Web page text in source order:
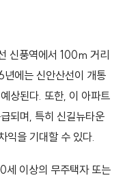
신풍역에서 100m 거리
에는 신안산선이 개통
상된다. 또한, 이 아파트
되며, 특히 신길뉴타운
익을 기대할 수 있다.
세 이상의 무주택자 또는